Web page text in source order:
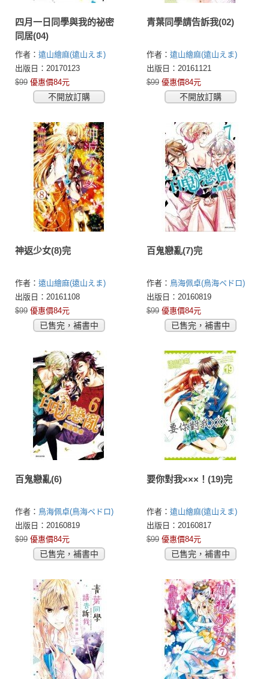
四月一日同學與我的祕密
同居(04)
作者： 遠山繪麻(遠山えま)
出版日：20170123
$99 優惠價84元
不開放訂購
青葉同學請告訴我(02)
作者： 遠山繪麻(遠山えま)
出版日：20161121
$99 優惠價84元
不開放訂購
神返少女(8)完
作者： 遠山繪麻(遠山えま)
出版日：20161108
$99 優惠價84元
已售完，補書中
百鬼戀亂(7)完
作者： 鳥海佩卓(鳥海ペドロ)
出版日：20160819
$99 優惠價84元
已售完，補書中
百鬼戀亂(6)
作者： 鳥海佩卓(鳥海ペドロ)
出版日：20160819
$99 優惠價84元
已售完，補書中
要你對我×××！(19)完
作者： 遠山繪麻(遠山えま)
出版日：20160817
$99 優惠價84元
已售完，補書中